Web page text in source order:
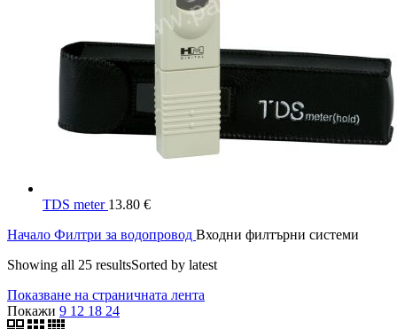
TDS meter 13.80 €
Начало Филтри за водопровод Входни филтърни системи
Showing all 25 resultsSorted by latest
Показване на страничната лента
Покажи 9 12 18 24